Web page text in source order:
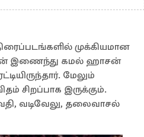
முக்கியமான
இணைந்து கமல் ஹாசன்
மேலும்
சிறப்பாக இருக்கும்.
வடிவேலு, தலைவாசல்